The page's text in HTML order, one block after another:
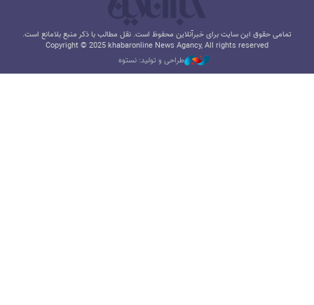
تمامی حقوق این سایت برای خبرآنلاین محفوظ است. نقل مطالب با ذکر منبع بلامانع است.
Copyright © 2025 khabaronline News Agancy, All rights reserved
طراحی و تولید: نستوه